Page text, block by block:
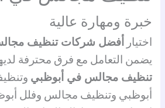
خبرة ومهارة عالية
اختيار
أفضل شركات تنظيف
يضمن التعامل مع فرق محترفة
تنظيف مجالس في أبوظبي
أبوظبي وتنظيف مجالس وفلل